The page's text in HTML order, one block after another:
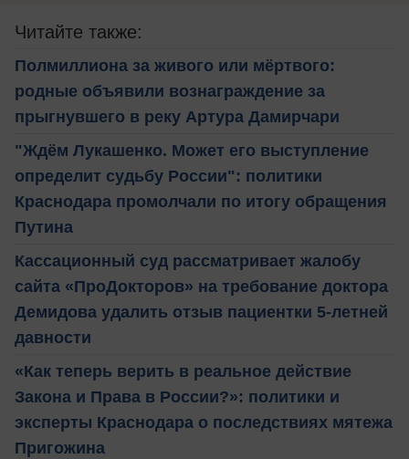
Читайте также:
Полмиллиона за живого или мёртвого:
родные объявили вознаграждение за
прыгнувшего в реку Артура Дамирчари
"Ждём Лукашенко. Может его выступление
определит судьбу России": политики
Краснодара промолчали по итогу обращения
Путина
Кассационный суд рассматривает жалобу
сайта «ПроДокторов» на требование доктора
Демидова удалить отзыв пациентки 5-летней
давности
«Как теперь верить в реальное действие
Закона и Права в России?»: политики и
эксперты Краснодара о последствиях мятежа
Пригожина